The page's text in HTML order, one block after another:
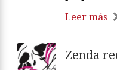
Leer más
Zenda